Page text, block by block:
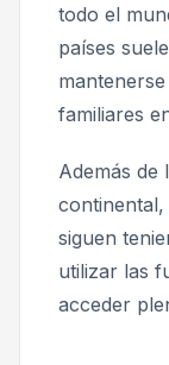
todo el
países
familiares
Además de
siguen
utilizar las
acceder